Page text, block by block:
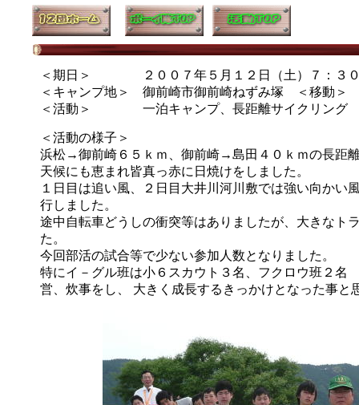
＜期日＞ ２００７年５月１２日（土）７：３０
＜キャンプ地＞ 御前崎市御前崎ねずみ塚 ＜移動＞
＜活動＞ 一泊キャンプ、長距離サイクリング
＜活動の様子＞
浜松→御前崎６５ｋｍ、御前崎→島田４０ｋｍの長距
天候にも恵まれ皆真っ赤に日焼けをしました。
１日目は追い風、２日目大井川河川敷では強い向かい
行しました。
途中自転車どうしの衝突等はありましたが、大きなト
た。
今回部活の試合等で少ない参加人数となりました。
特にイ－グル班は小６スカウト３名、フクロウ班２
営、炊事をし、 大きく成長するきっかけとなった事と